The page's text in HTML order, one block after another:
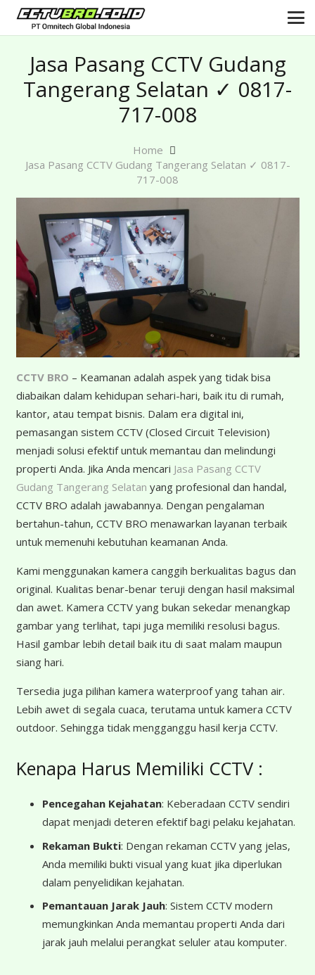
Jasa Pasang CCTV Gudang
Tangerang Selatan ✓ 0817-
717-008
Home
Jasa Pasang CCTV Gudang Tangerang Selatan ✓ 0817-
717-008
CCTV BRO – Keamanan adalah aspek yang tidak bisa
diabaikan dalam kehidupan sehari-hari, baik itu di rumah,
kantor, atau tempat bisnis. Dalam era digital ini,
pemasangan sistem CCTV (Closed Circuit Television)
menjadi solusi efektif untuk memantau dan melindungi
properti Anda. Jika Anda mencari Jasa Pasang CCTV
Gudang Tangerang Selatan yang profesional dan handal,
CCTV BRO adalah jawabannya. Dengan pengalaman
bertahun-tahun, CCTV BRO menawarkan layanan terbaik
untuk memenuhi kebutuhan keamanan Anda.
Kami menggunakan kamera canggih berkualitas bagus dan
original. Kualitas benar-benar teruji dengan hasil maksimal
dan awet. Kamera CCTV yang bukan sekedar menangkap
gambar yang terlihat, tapi juga memiliki resolusi bagus.
Hasil gambar lebih detail baik itu di saat malam maupun
siang hari.
Tersedia juga pilihan kamera waterproof yang tahan air.
Lebih awet di segala cuaca, terutama untuk kamera CCTV
outdoor. Sehingga tidak mengganggu hasil kerja CCTV.
Kenapa Harus Memiliki CCTV :
Pencegahan Kejahatan: Keberadaan CCTV sendiri
dapat menjadi deteren efektif bagi pelaku kejahatan.
Rekaman Bukti: Dengan rekaman CCTV yang jelas,
Anda memiliki bukti visual yang kuat jika diperlukan
dalam penyelidikan kejahatan.
Pemantauan Jarak Jauh: Sistem CCTV modern
memungkinkan Anda memantau properti Anda dari
jarak jauh melalui perangkat seluler atau komputer.